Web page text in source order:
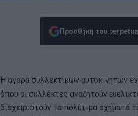
Προσθήκη του
Η αγορά συλλεκτικών αυτοκινήτων
όπου οι συλλέκτες αναζητούν
διαχειριστούν τα πολύτιμα οχήματά